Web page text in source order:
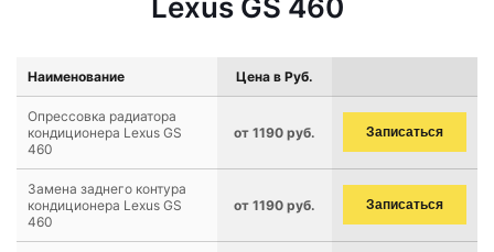
Lexus GS 460
Наименование Цена в Руб.
Опрессовка радиатора
кондиционера Lexus GS
460
от 1190 руб. Записаться
Замена заднего контура
кондиционера Lexus GS
460
от 1190 руб. Записаться